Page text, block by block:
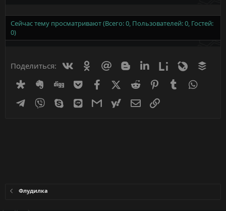
Сейчас тему просматривают (Всего: 0, Пользователей: 0, Гостей:
0)
Поделиться: ВконтактеОдноклассники
Mail.ru BloggerLinkedinLiveinternet
Livejournal
DiasporaEvernoteDigg GetpocketFacebookX (Twitter)
Reddit PinterestTumblr
Telegram
Viber Skype Line GmailyahoomailЭлектронная почта
Флудилка